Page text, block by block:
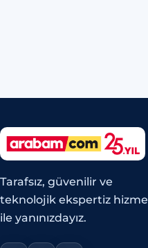
Tarafsız, güvenilir ve
teknolojik ekspertiz
ile yanınızdayız.